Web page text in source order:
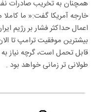
همچنان به تخریب صادرات
خارجه آمریکا گفت:« ما کاملا
اعمال حداکثر فشار بر رژیم
بیشترین موفقیت ترامپ تا
قابل تحمل است، گرچه نیاز
طولانی تر زمانی خواهد بود .